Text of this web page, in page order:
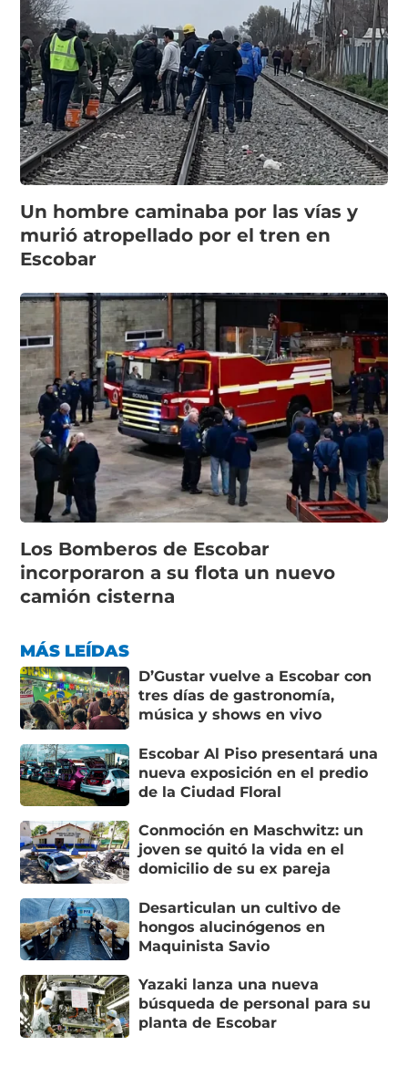
Un hombre caminaba por las vías y
murió atropellado por el tren en
Escobar
Los Bomberos de Escobar
incorporaron a su flota un nuevo
camión cisterna
MÁS LEÍDAS
D’Gustar vuelve a Escobar con
tres días de gastronomía,
música y shows en vivo
Escobar Al Piso presentará una
nueva exposición en el predio
de la Ciudad Floral
Conmoción en Maschwitz: un
joven se quitó la vida en el
domicilio de su ex pareja
Desarticulan un cultivo de
hongos alucinógenos en
Maquinista Savio
Yazaki lanza una nueva
búsqueda de personal para su
planta de Escobar